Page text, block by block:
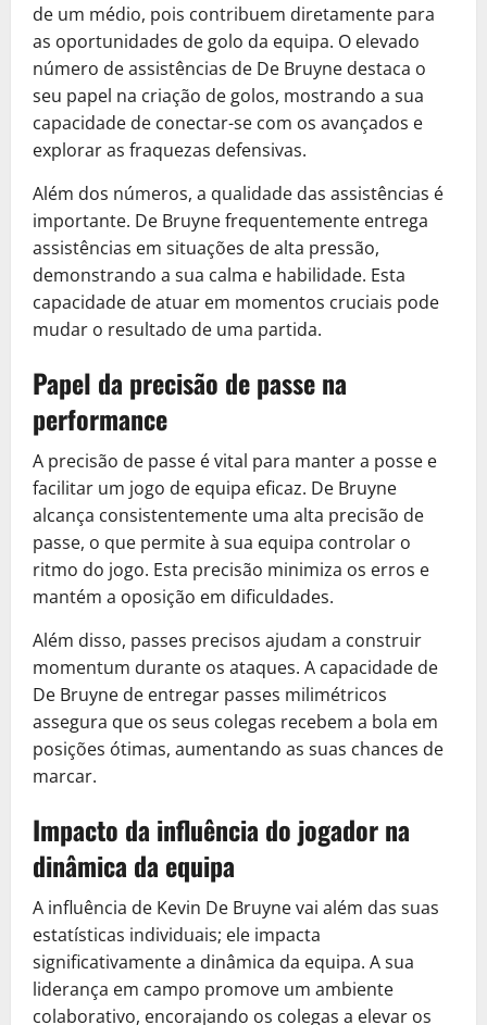
de um médio, pois contribuem diretamente para
as oportunidades de golo da equipa. O elevado
número de assistências de De Bruyne destaca o
seu papel na criação de golos, mostrando a sua
capacidade de conectar-se com os avançados e
explorar as fraquezas defensivas.
Além dos números, a qualidade das assistências é
importante. De Bruyne frequentemente entrega
assistências em situações de alta pressão,
demonstrando a sua calma e habilidade. Esta
capacidade de atuar em momentos cruciais pode
mudar o resultado de uma partida.
Papel da precisão de passe na
performance
A precisão de passe é vital para manter a posse e
facilitar um jogo de equipa eficaz. De Bruyne
alcança consistentemente uma alta precisão de
passe, o que permite à sua equipa controlar o
ritmo do jogo. Esta precisão minimiza os erros e
mantém a oposição em dificuldades.
Além disso, passes precisos ajudam a construir
momentum durante os ataques. A capacidade de
De Bruyne de entregar passes milimétricos
assegura que os seus colegas recebem a bola em
posições ótimas, aumentando as suas chances de
marcar.
Impacto da influência do jogador na
dinâmica da equipa
A influência de Kevin De Bruyne vai além das suas
estatísticas individuais; ele impacta
significativamente a dinâmica da equipa. A sua
liderança em campo promove um ambiente
colaborativo, encorajando os colegas a elevar os